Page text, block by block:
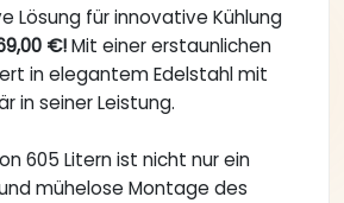
Lösung für innovative Kühlung
€!Mit einer erstaunlichen
in elegantem Edelstahl mit
in seiner Leistung.
605 Litern ist nicht nur ein
mühelose Montage des